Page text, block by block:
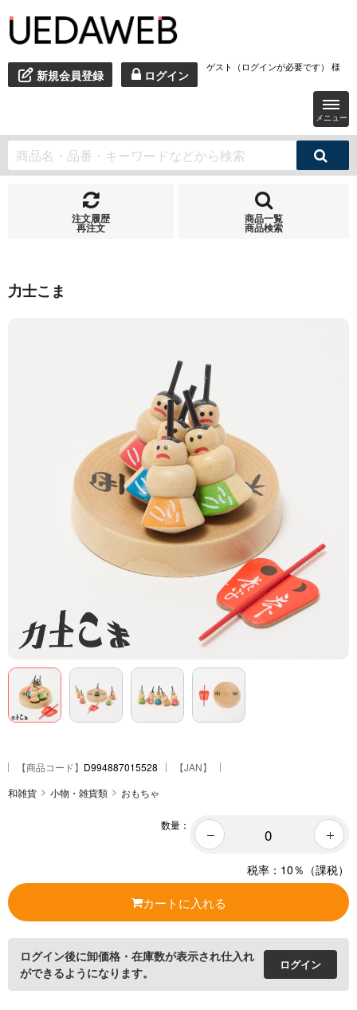
新規会員登録 ログイン
ゲスト（ログインが必要です） 様
メニュー
注文履歴
再注文
商品一覧
商品検索
力士こま
【商品コード】 D994887015528
【JAN】
和雑貨
小物・雑貨類 おもちゃ
数量：
税率：10％（課税）
カートに入れる
ログイン後に卸価格・在庫数が表示され仕入れ
ができるようになります。
ログイン